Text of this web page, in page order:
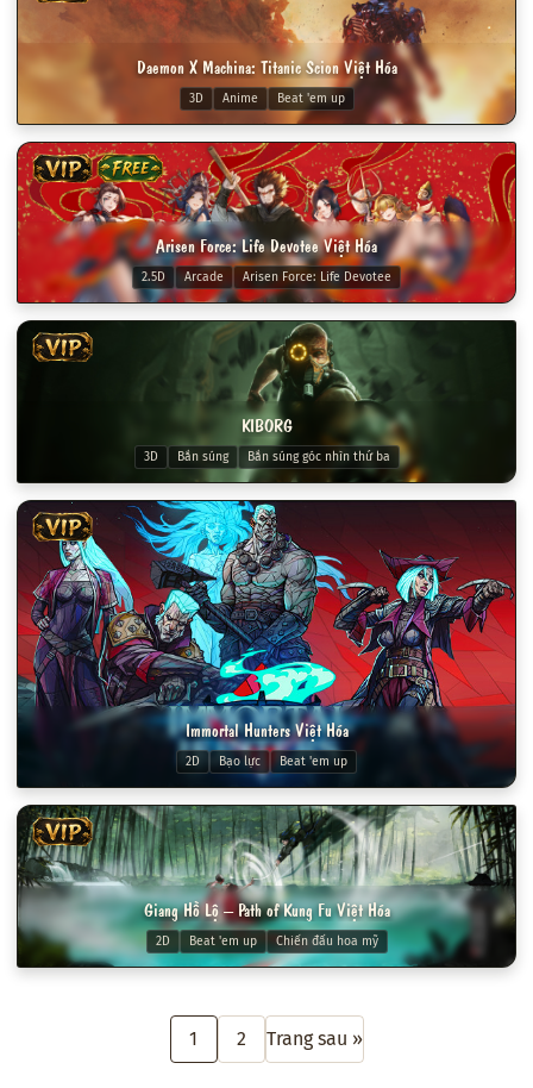
Daemon X Machina: Titanic Scion Việt Hóa
3D Anime Beat 'em up
VIP FREE
Arisen Force: Life Devotee Việt Hóa
2.5D Arcade Arisen Force: Life Devotee
VIP
KIBORG
3D Bắn súng Bắn súng góc nhìn thứ ba
VIP
Immortal Hunters Việt Hóa
2D Bạo lực Beat 'em up
VIP
Giang Hồ Lộ – Path of Kung Fu Việt Hóa
2D Beat 'em up Chiến đấu hoa mỹ
1 2 Trang sau »